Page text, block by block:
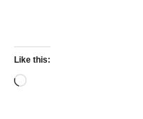
Like this:
Loading…